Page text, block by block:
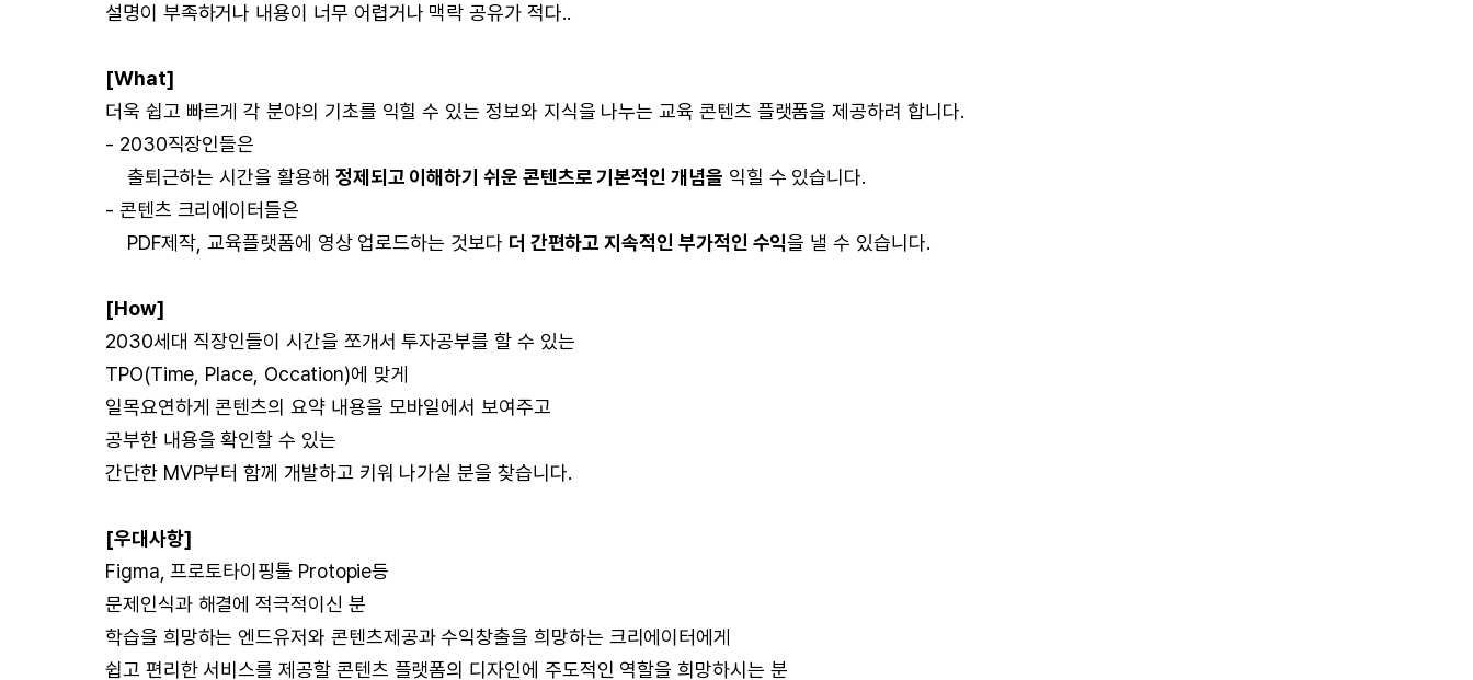
설명이 부족하거나 내용이 너무 어렵거나 맥락 공유가 적다..
[What]
더욱 쉽고 빠르게 각 분야의 기초를 익힐 수 있는 정보와 지식을 나누는 교육 콘텐츠 플랫폼을 제공하려 합니다.
- 2030직장인들은
출퇴근하는 시간을 활용해 정제되고 이해하기 쉬운 콘텐츠로 기본적인 개념을 익힐 수 있습니다.
- 콘텐츠 크리에이터들은
PDF제작, 교육플랫폼에 영상 업로드하는 것보다 더 간편하고 지속적인 부가적인 수익을 낼 수 있습니다.
[How]
2030세대 직장인들이 시간을 쪼개서 투자공부를 할 수 있는
TPO(Time, Place, Occation)에 맞게
일목요연하게 콘텐츠의 요약 내용을 모바일에서 보여주고
공부한 내용을 확인할 수 있는
간단한 MVP부터 함께 개발하고 키워 나가실 분을 찾습니다.
[우대사항]
Figma, 프로토타이핑툴 Protopie등
문제인식과 해결에 적극적이신 분
학습을 희망하는 엔드유저와 콘텐츠제공과 수익창출을 희망하는 크리에이터에게
쉽고 편리한 서비스를 제공할 콘텐츠 플랫폼의 디자인에 주도적인 역할을 희망하시는 분